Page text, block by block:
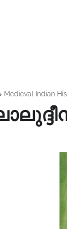
Medieval Indian